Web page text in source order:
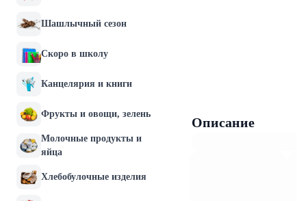
Шашлычный сезон
Скоро в школу
Канцелярия и книги
Фрукты и овощи, зелень
Молочные продукты и
яйца
Хлебобулочные изделия
Описание